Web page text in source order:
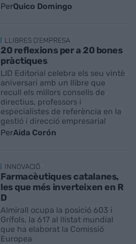
PerQuico Domingo
LLIBRES D'EMPRESA
20 reflexions per a 20 bones
pràctiques
LID Editorial celebra els seu vintè
aniversari amb un llibre que
recull els millors consells de
directius, professors i
especialistes de referència en la
gestió i direcció empresarial
PerAida Corón
INNOVACIÓ
Farmacèutiques catalanes,
les que més inverteixen en R
D
Almirall ocupa la posició 603 i
Grífols, la 617 al llistat mundial
que ha elaborat la Comissió
Europea